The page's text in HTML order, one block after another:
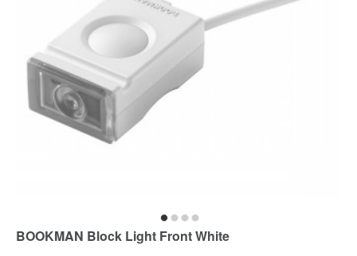
BOOKMAN Block Light Front White